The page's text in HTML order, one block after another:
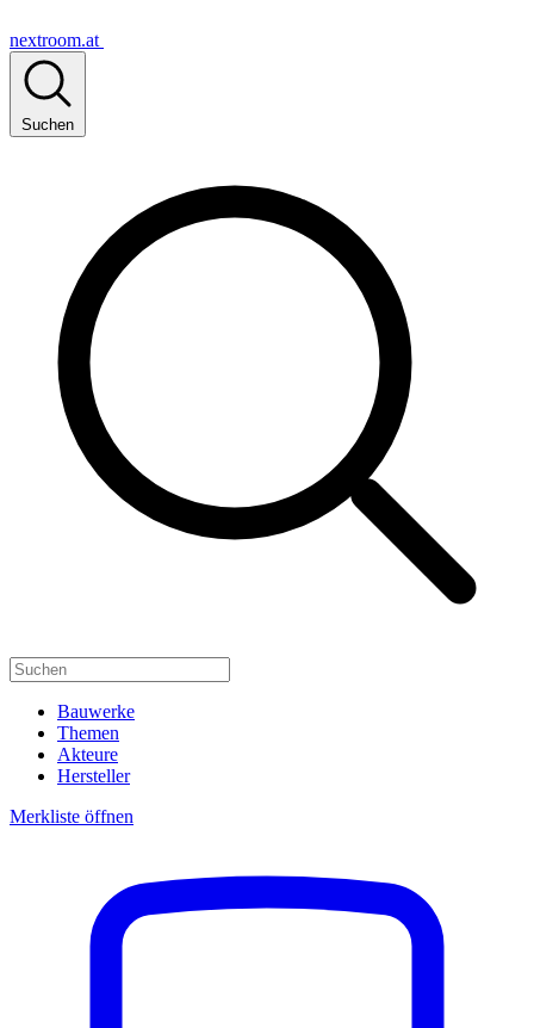
nextroom.at
Suchen
Bauwerke
Themen
Akteure
Hersteller
Merkliste öffnen